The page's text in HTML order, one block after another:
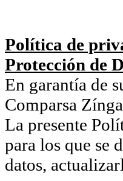
Política de
Protección de
En garantía de
Comparsa
La presente
para los que se
datos,